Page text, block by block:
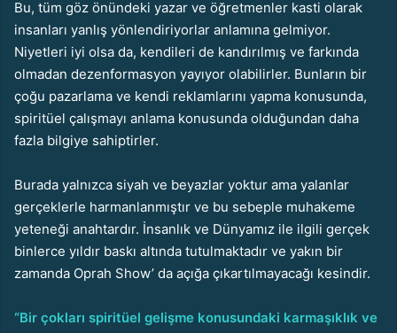
Bu, tüm göz önündeki yazar ve öğretmenler kasti olarak
insanları yanlış yönlendiriyorlar anlamına gelmiyor.
Niyetleri iyi olsa da, kendileri de kandırılmış ve farkında
olmadan dezenformasyon yayıyor olabilirler. Bunların bir
çoğu pazarlama ve kendi reklamlarını yapma konusunda,
spiritüel çalışmayı anlama konusunda olduğundan daha
fazla bilgiye sahiptirler.
Burada yalnızca siyah ve beyazlar yoktur ama yalanlar
gerçeklerle harmanlanmıştır ve bu sebeple muhakeme
yeteneği anahtardır. İnsanlık ve Dünyamız ile ilgili gerçek
binlerce yıldır baskı altında tutulmaktadır ve yakın bir
zamanda Oprah Show’ da açığa çıkartılmayacağı kesindir.
“Bir çokları spiritüel gelişme konusundaki karmaşıklık ve